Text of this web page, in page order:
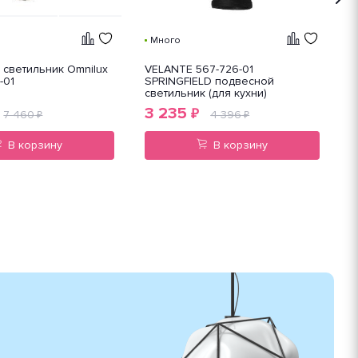
Omnilux
7 460₽
В корзину
Много
VELANTE 567-726-01
SPRINGFIELD подвесной
светильник (для кухни)
3 235 ₽ 4 396₽
В корзину